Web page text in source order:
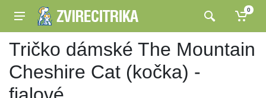
0
Tričko dámské The Mountain
Cheshire Cat (kočka) -